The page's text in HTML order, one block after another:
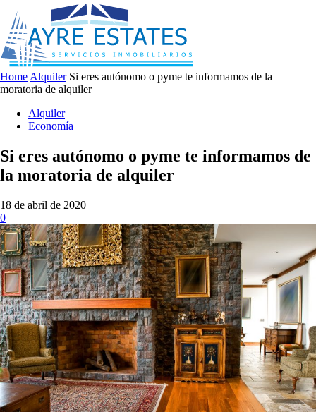
Home Alquiler Si eres autónomo o pyme te informamos de la
moratoria de alquiler
Alquiler
Economía
Si eres autónomo o pyme te informamos de
la moratoria de alquiler
18 de abril de 2020
0